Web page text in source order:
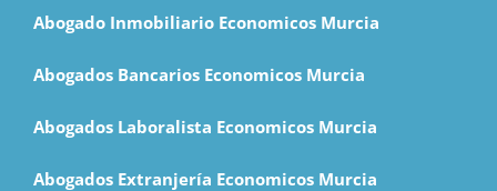
Abogado Inmobiliario Economicos Murcia
Abogados Bancarios Economicos Murcia
Abogados Laboralista Economicos Murcia
Abogados Extranjería Economicos Murcia